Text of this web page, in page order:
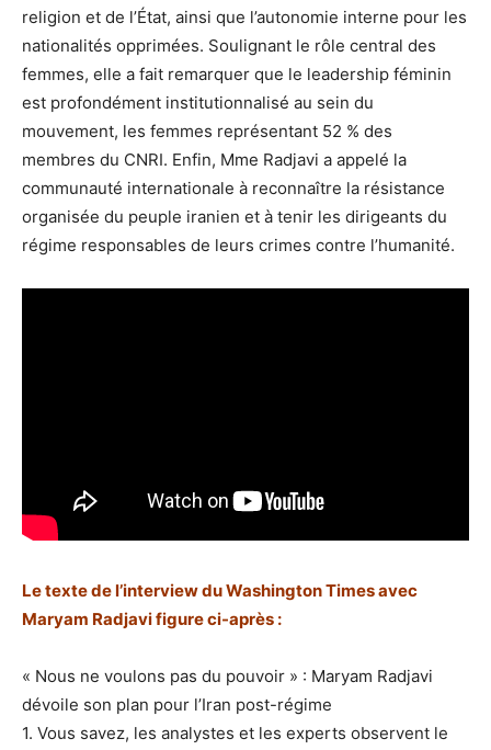
religion et de l’État, ainsi que l’autonomie interne pour les
nationalités opprimées. Soulignant le rôle central des
femmes, elle a fait remarquer que le leadership féminin
est profondément institutionnalisé au sein du
mouvement, les femmes représentant 52 % des
membres du CNRI. Enfin, Mme Radjavi a appelé la
communauté internationale à reconnaître la résistance
organisée du peuple iranien et à tenir les dirigeants du
régime responsables de leurs crimes contre l’humanité.
Le texte de l’interview du Washington Times avec
Maryam Radjavi figure ci-après :
« Nous ne voulons pas du pouvoir » : Maryam Radjavi
dévoile son plan pour l’Iran post-régime
1. Vous savez, les analystes et les experts observent le